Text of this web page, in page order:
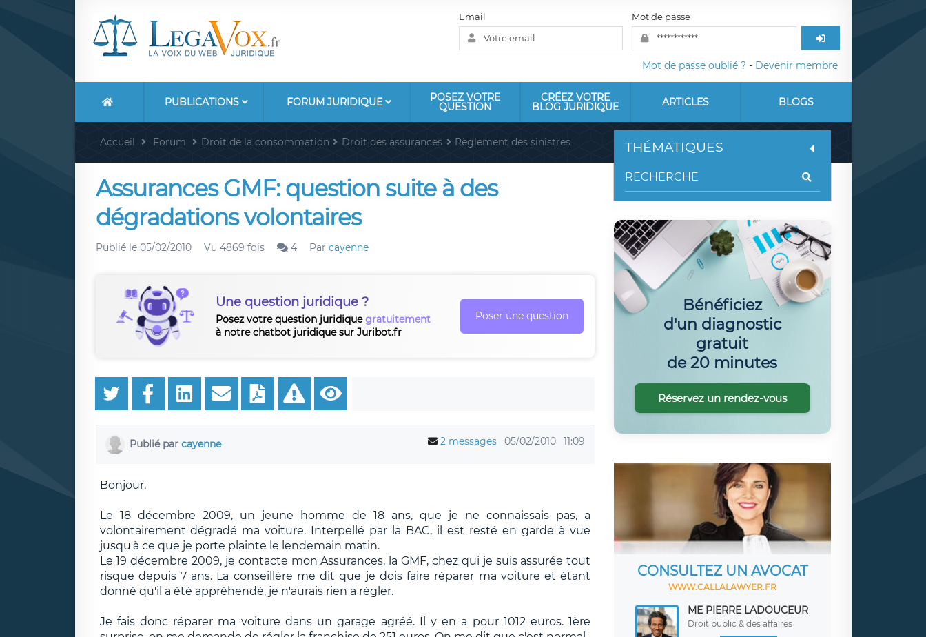
Email Mot de passe
Mot de passe oublié ? - Devenir membre
PUBLICATIONS FORUM JURIDIQUE POSEZ VOTRE
QUESTION
CRÉEZ VOTRE
BLOG JURIDIQUE ARTICLES BLOGS
Accueil Forum Droit de la consommation Droit des assurances Règlement des sinistres
Assurances GMF: question suite à des
dégradations volontaires
Publié le 05/02/2010 Vu 4869 fois 4 Par cayenne
Une question juridique ?
Posez votre question juridiquegratuitement
à notre chatbot juridique sur Juribot.fr
Poser une question
Publié par cayenne 2 messages 05/02/2010 11:09
Bonjour,
Le 18 décembre 2009, un jeune homme de 18 ans, que je ne connaissais pas, a
volontairement dégradé ma voiture. Interpellé par la BAC, il est resté en garde à vue
jusqu'à ce que je porte plainte le lendemain matin.
Le 19 décembre 2009, je contacte mon Assurances, la GMF, chez qui je suis assurée tout
risque depuis 7 ans. La conseillère me dit que je dois faire réparer ma voiture et étant
donné qu'il a été appréhendé, je n'aurais rien a régler.
Je fais donc réparer ma voiture dans un garage agréé. Il y en a pour 1012 euros. 1ère
THÉMATIQUES
Bénéficiez
d'un diagnostic
gratuit
de 20 minutes
Réservez un rendez-vous
CONSULTEZ UN AVOCAT
WWW.CALLALAWYER.FR
ME PIERRE LADOUCEUR
Droit public & des affaires